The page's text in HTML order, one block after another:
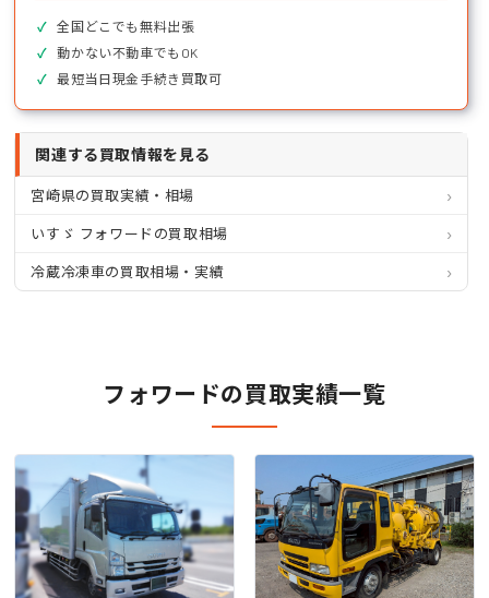
全国どこでも無料出張
動かない不動車でもOK
最短当日現金手続き買取可
関連する買取情報を見る
宮崎県の買取実績・相場
いすゞ フォワードの買取相場
冷蔵冷凍車の買取相場・実績
フォワードの買取実績一覧